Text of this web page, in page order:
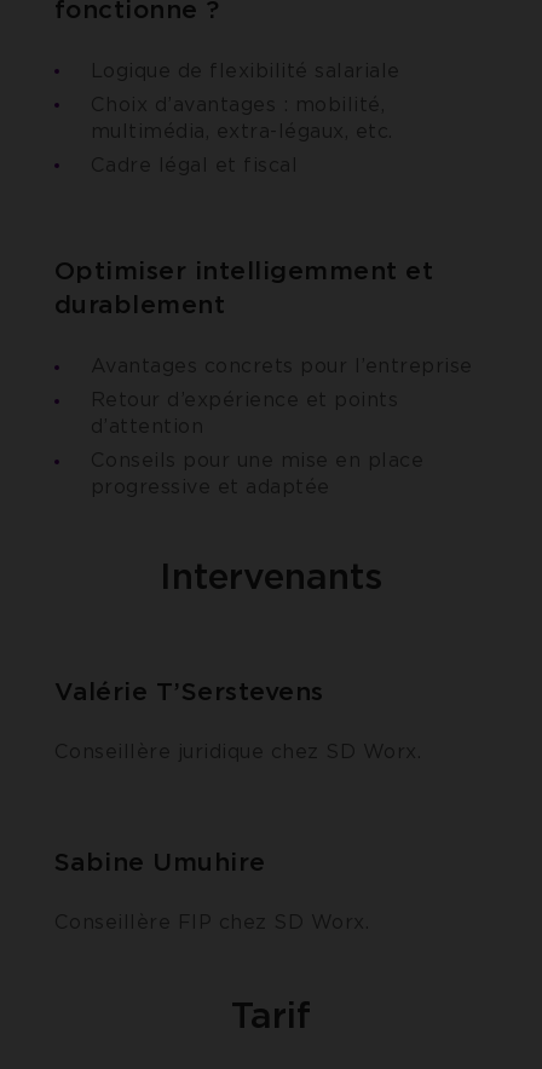
fonctionne ?
Logique de flexibilité salariale
Choix d’avantages : mobilité,
multimédia, extra-légaux, etc.
Cadre légal et fiscal
Optimiser intelligemment et
durablement
Avantages concrets pour l’entreprise
Retour d’expérience et points
d’attention
Conseils pour une mise en place
progressive et adaptée
Intervenants
Valérie T’Serstevens
Conseillère juridique chez SD Worx.
Sabine Umuhire
Conseillère FIP chez SD Worx.
Tarif